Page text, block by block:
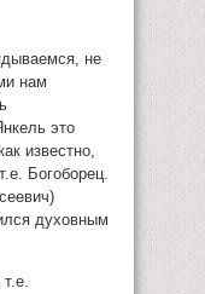
не
нам
это
известно,
Богоборец.
духовным